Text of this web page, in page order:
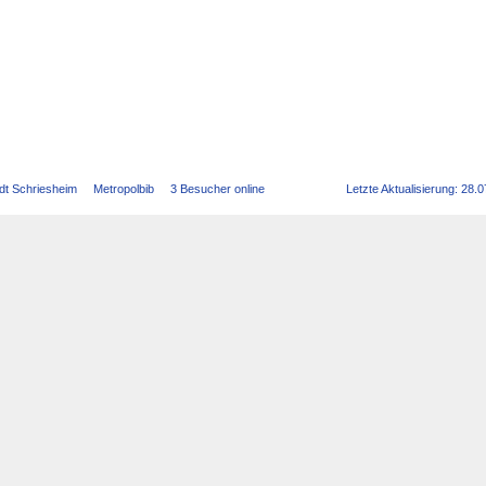
Schriesheim Metropolbib 3 Besucher online Letzte Aktualisierung: